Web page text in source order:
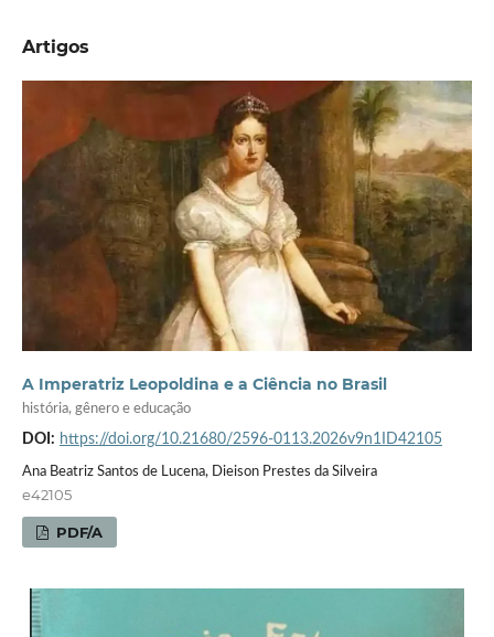
Artigos
A Imperatriz Leopoldina e a Ciência no Brasil
história, gênero e educação
DOI: https://doi.org/10.21680/2596-0113.2026v9n1ID42105
Ana Beatriz Santos de Lucena, Dieison Prestes da Silveira
e42105
PDF/A